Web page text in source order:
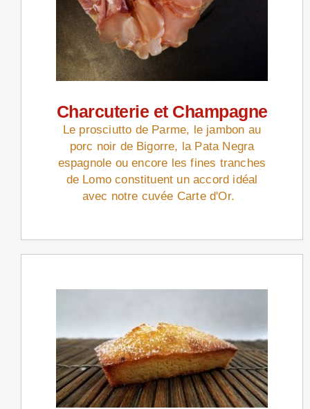
Charcuterie et Champagne
Le prosciutto de Parme, le jambon au
porc noir de Bigorre, la Pata Negra
espagnole ou encore les fines tranches
de Lomo constituent un accord idéal
avec notre cuvée Carte d'Or.